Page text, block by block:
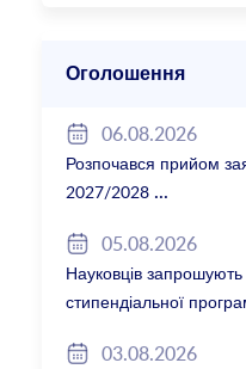
Оголошення
06.08.2026
Розпочався прийом
2027/2028
05.08.2026
Науковців
стипендіальної
03.08.2026